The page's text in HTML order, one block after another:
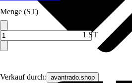
Verkauf durch: avantrado.shop
Menge (ST)
1 ST